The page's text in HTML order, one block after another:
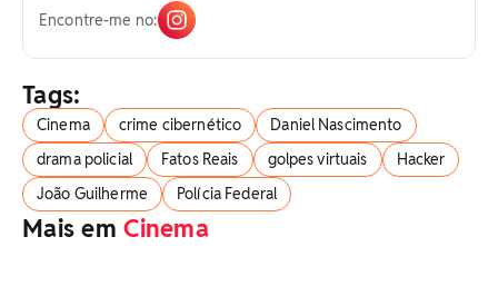
Encontre-me no:
Tags:
Cinema crime cibernético
Daniel Nascimento
drama policial
Fatos Reais golpes virtuais
Hacker
João Guilherme
Polícia Federal
Mais emCinema